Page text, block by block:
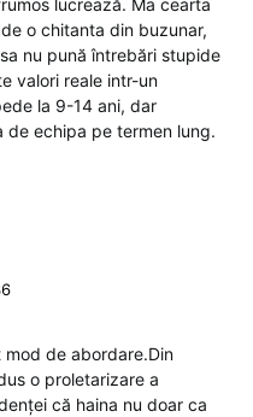
o chitanta din buzunar,
nu pună întrebări stupide
valori reale intr-un
la 9-14 ani, dar
de echipa pe termen lung.
de abordare.Din
o proletarizare a
că haina nu doar ca